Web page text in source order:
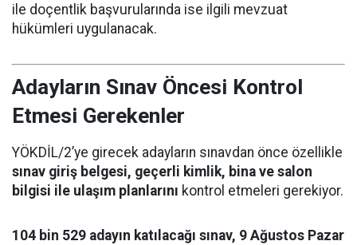
ile doçentlik başvurularında ise ilgili mevzuat
hükümleri uygulanacak.
Adayların Sınav Öncesi Kontrol
Etmesi Gerekenler
YÖKDİL/2’ye girecek adayların sınavdan önce özellikle
sınav giriş belgesi, geçerli kimlik, bina ve salon
bilgisi ile ulaşım planlarını kontrol etmeleri gerekiyor.
104 bin 529 adayın katılacağı sınav, 9 Ağustos Pazar